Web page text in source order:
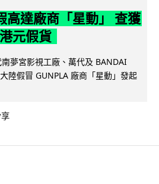
高達廠商「星動」 查獲
元假貨
夢宮影視工廠、萬代及 BANDAI
陸假冒 GUNPLA 廠商「星動」發起